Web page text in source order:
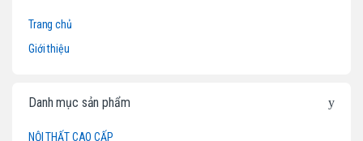
Trang chủ
Giới thiệu
Danh mục sản phẩm
NỘI THẤT CAO CẤP